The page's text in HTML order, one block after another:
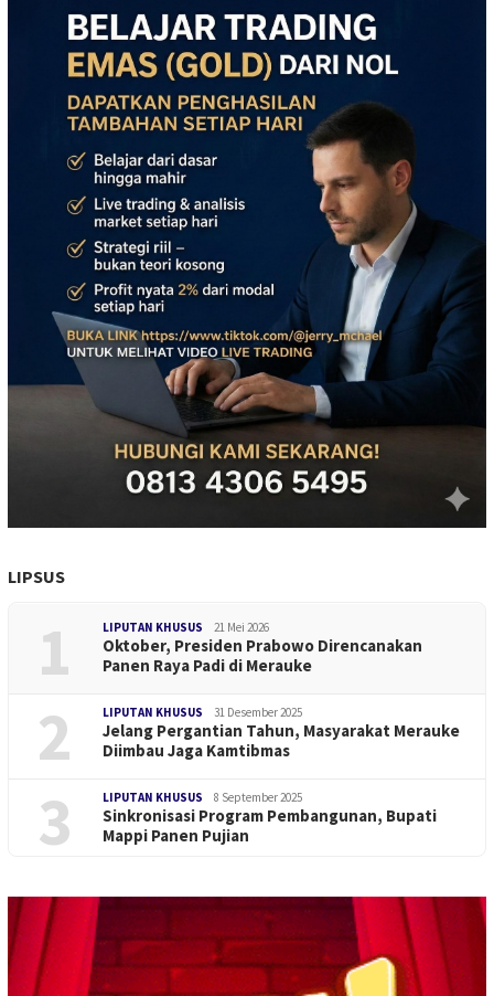
LIPSUS
1 LIPUTAN KHUSUS 21 Mei 2026
Oktober, Presiden Prabowo Direncanakan
Panen Raya Padi di Merauke
2 LIPUTAN KHUSUS 31 Desember 2025
Jelang Pergantian Tahun, Masyarakat Merauke
Diimbau Jaga Kamtibmas
3 LIPUTAN KHUSUS 8 September 2025
Sinkronisasi Program Pembangunan, Bupati
Mappi Panen Pujian